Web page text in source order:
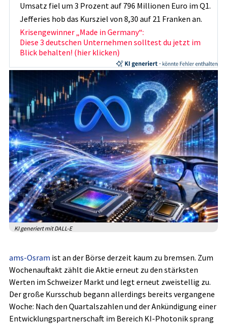
Umsatz fiel um 3 Prozent auf 796 Millionen Euro im Q1.
Jefferies hob das Kursziel von 8,30 auf 21 Franken an.
Krisengewinner „Made in Germany“:
Diese 3 deutschen Unternehmen solltest du jetzt im
Blick behalten! (hier klicken)
KI generiert mit DALL-E
ams-Osram ist an der Börse derzeit kaum zu bremsen. Zum
Wochenauftakt zählt die Aktie erneut zu den stärksten
Werten im Schweizer Markt und legt erneut zweistellig zu.
Der große Kursschub begann allerdings bereits vergangene
Woche: Nach den Quartalszahlen und der Ankündigung einer
Entwicklungspartnerschaft im Bereich KI-Photonik sprang